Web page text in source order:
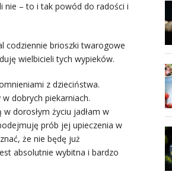
nie – to i tak powód do radości i
codziennie brioszki twarogowe
wielbicieli tych wypieków.
z dzieciństwa.
dobrych piekarniach.
dorosłym życiu jadłam w
prób jej upieczenia w
że nie będę już
absolutnie wybitna i bardzo